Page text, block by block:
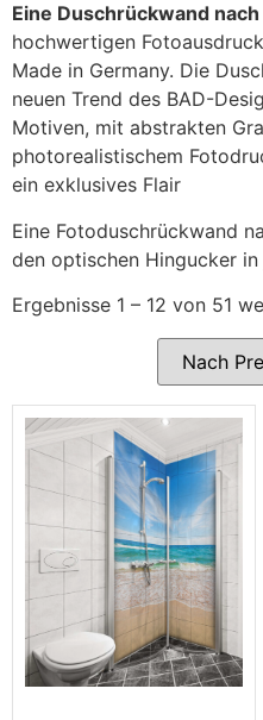
Eine Duschrückwand
hochwertigen
Made in Germany. Die
neuen Trend des BAD-
Motiven, mit abstrakten
photorealistischem
ein exklusives Flair
Eine Fotoduschrückwand
den optischen Hingucker
Ergebnisse 1 – 12 von 51